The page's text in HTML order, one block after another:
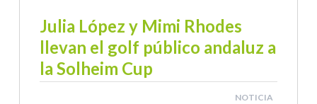
Julia López y Mimi Rhodes
llevan el golf público andaluz a
la Solheim Cup
NOTICIA